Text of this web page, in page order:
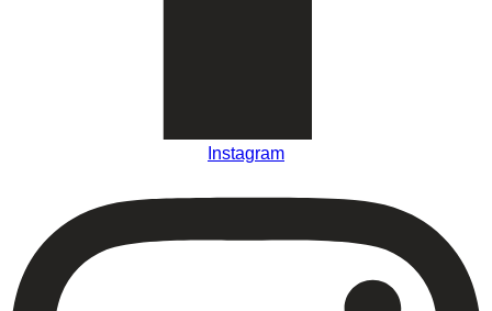
Instagram